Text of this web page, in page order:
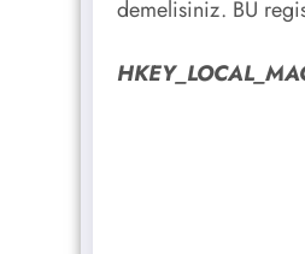
demelisiniz. BU